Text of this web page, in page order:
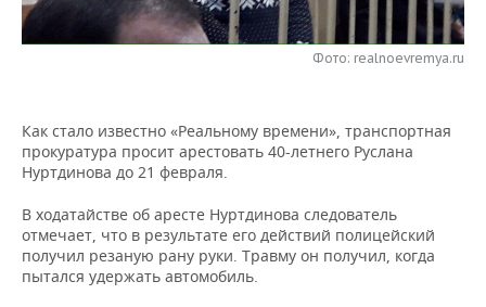
НЕФТЕХИМИЯ
ЭНЕРГЕТИКА
РОЗНИЧНАЯ ТОРГОВЛЯ
УСЛУГИ
НОВОСТИ ТЕХНОЛОГИЙ
МЕДИА
МЕРОПРИЯТИЯ
ВЫЕЗДНАЯ РЕДАКЦИЯ
ONLINE-КОНФЕРЕНЦИИ
ОТКРЫТАЯ ЛЕКЦИЯ
НОВОСТИ СПОРТА
ХОККЕЙ
БАСКЕТБОЛ
ОБЩЕСТВО
ВЛАСТЬ
ИНФРАСТРУКТУРА
СЮЖЕТЫ
СПРАВОЧНИК
Фото: realnoevremya.ru
Как стало известно «Реальному времени», транспортная
прокуратура просит арестовать 40-летнего Руслана
Нуртдинова до 21 февраля.
В ходатайстве об аресте Нуртдинова следователь
отмечает, что в результате его действий полицейский
получил резаную рану руки. Травму он получил, когда
пытался удержать автомобиль.